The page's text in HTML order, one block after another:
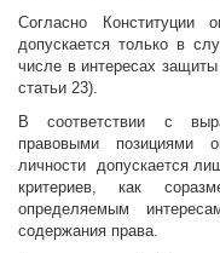
Согласно Конституции
допускается только в
числе в интересах
статьи 23).
В соответствии с
правовыми позициями
личности допускается
критериев, как
определяемым
содержания права.